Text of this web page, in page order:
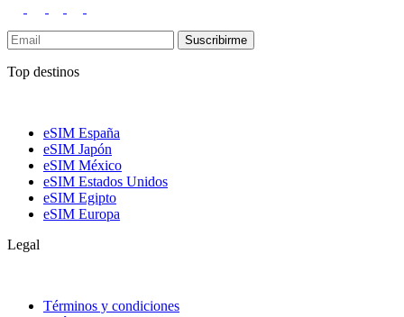
Suscribirme
Top destinos
eSIM España
eSIM Japón
eSIM México
eSIM Estados Unidos
eSIM Egipto
eSIM Europa
Legal
Términos y condiciones